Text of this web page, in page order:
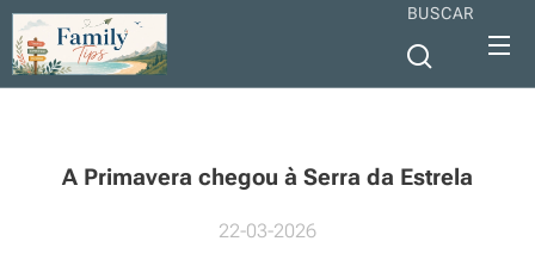
BUSCAR
A Primavera chegou à Serra da Estrela
22-03-2026